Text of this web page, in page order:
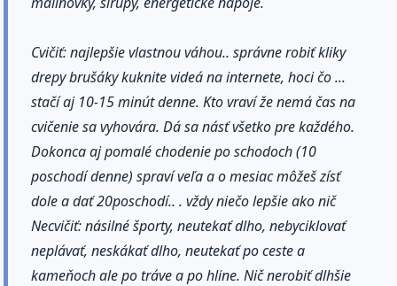
Cvičiť: najlepšie vlastnou váhou.. správne robiť kliky
drepy brušáky kuknite videá na internete, hoci čo ...
stačí aj 10-15 minút denne. Kto vraví že nemá čas na
cvičenie sa vyhovára. Dá sa násť všetko pre každého.
Dokonca aj pomalé chodenie po schodoch (10
poschodí denne) spraví veľa a o mesiac môžeš zísť
dole a dať 20poschodí.. . vždy niečo lepšie ako nič
Necvičiť: násilné športy, neutekať dlho, nebyciklovať
neplávať, neskákať dlho, neutekať po ceste a
kameňoch ale po tráve a po hline. Nič nerobiť dlhšie